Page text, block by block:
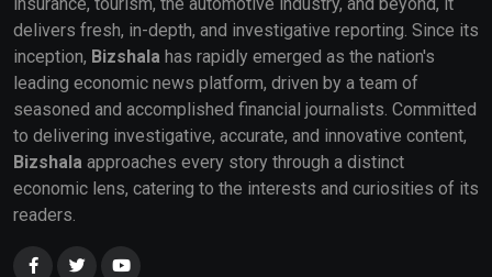
delivers fresh, in-depth, and investigative reporting. Since its
inception, Bizshala has rapidly emerged as the nation's
leading economic news platform, driven by a team of
seasoned and accomplished financial journalists. Committed
to delivering investigative, accurate, and innovative content,
Bizshala approaches every story through a distinct
economic lens, catering to the interests and curiosities of its
readers.